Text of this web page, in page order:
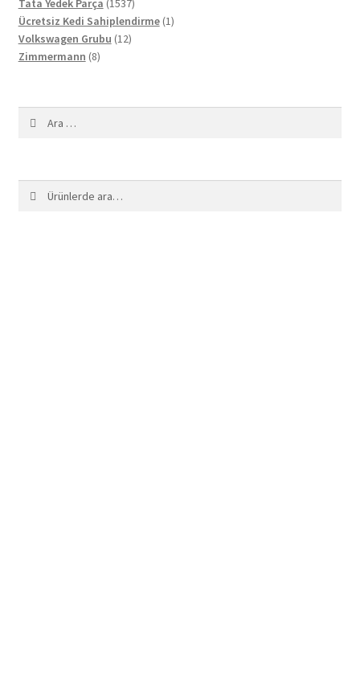
Tata Yedek Parça 1537
ürün
Ücretsiz Kedi Sahiplendirme 11
Volkswagen Grubu 1212
Zimmermann 88